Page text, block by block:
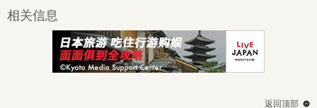
相关信息
返回顶部